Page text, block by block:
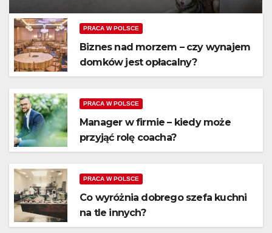
PRACA W POLSCE
Biznes nad morzem – czy wynajem
domków jest opłacalny?
PRACA W POLSCE
Manager w firmie – kiedy może
przyjąć rolę coacha?
PRACA W POLSCE
Co wyróżnia dobrego szefa kuchni
na tle innych?